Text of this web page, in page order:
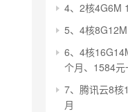
4、2核4G6M
5、4核
6、4核
个月、1584元
7、腾讯云8核
月